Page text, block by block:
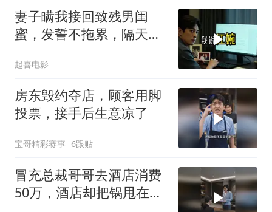
妻子瞒我接回致残男闺
蜜，发誓不拖累，隔天我
起喜电影
房东毁约夺店，顾客用脚
投票，接手后生意凉了
宝哥精彩赛事 6跟贴
冒充总裁哥哥去酒店消费
50万，酒店却把锅甩在总